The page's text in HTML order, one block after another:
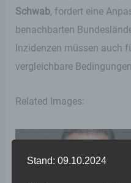
Schwab, fordert eine
benachbarten
Inzidenzen müssen auch
vergleichbare
Related Images:
Stand: 09.10.2024